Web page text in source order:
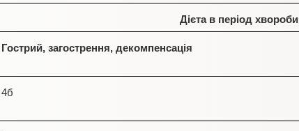
Дієта в період хвороби
Гострий, загострення, декомпенсація
4б